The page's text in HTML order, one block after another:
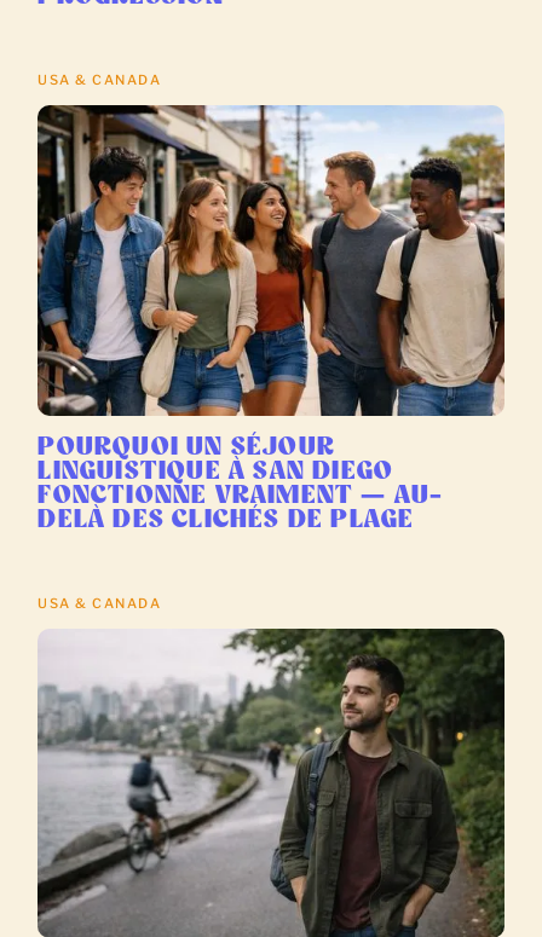
USA & CANADA
POURQUOI UN SÉJOUR
LINGUISTIQUE À SAN DIEGO
FONCTIONNE VRAIMENT — AU-
DELÀ DES CLICHÉS DE PLAGE
USA & CANADA